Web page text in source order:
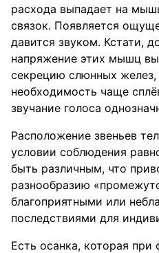
расхода выпадает на
связок. Появляется
давится звуком. Кстати,
напряжение этих мышц
секрецию слюнных
необходимость чаще
звучание голоса
Расположение звеньев
условии соблюдения
быть различным, что
разнообразию
благоприятными или
последствиями для
Есть осанка, которая при